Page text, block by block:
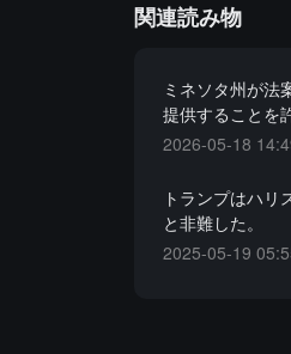
関連読み物
ミネソタ州が法
提供することを
2026-05-18
トランプはハリ
と非難した。
2025-05-19